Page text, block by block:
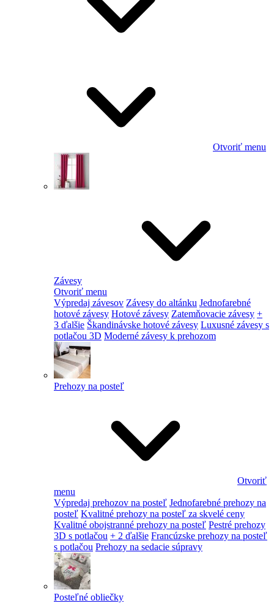
Otvoriť menu
Závesy
Otvoriť menu
Výpredaj závesov Závesy do altánku Jednofarebné
hotové závesy Hotové závesy Zatemňovacie závesy +
3 ďalšie Škandinávske hotové závesy Luxusné závesy s
potlačou 3D Moderné závesy k prehozom
Prehozy na posteľ
Otvoriť
menu
Výpredaj prehozov na posteľ Jednofarebné prehozy na
posteľ Kvalitné prehozy na posteľ za skvelé ceny
Kvalitné obojstranné prehozy na posteľ Pestré prehozy
3D s potlačou + 2 ďalšie Francúzske prehozy na posteľ
s potlačou Prehozy na sedacie súpravy
Posteľné obliečky